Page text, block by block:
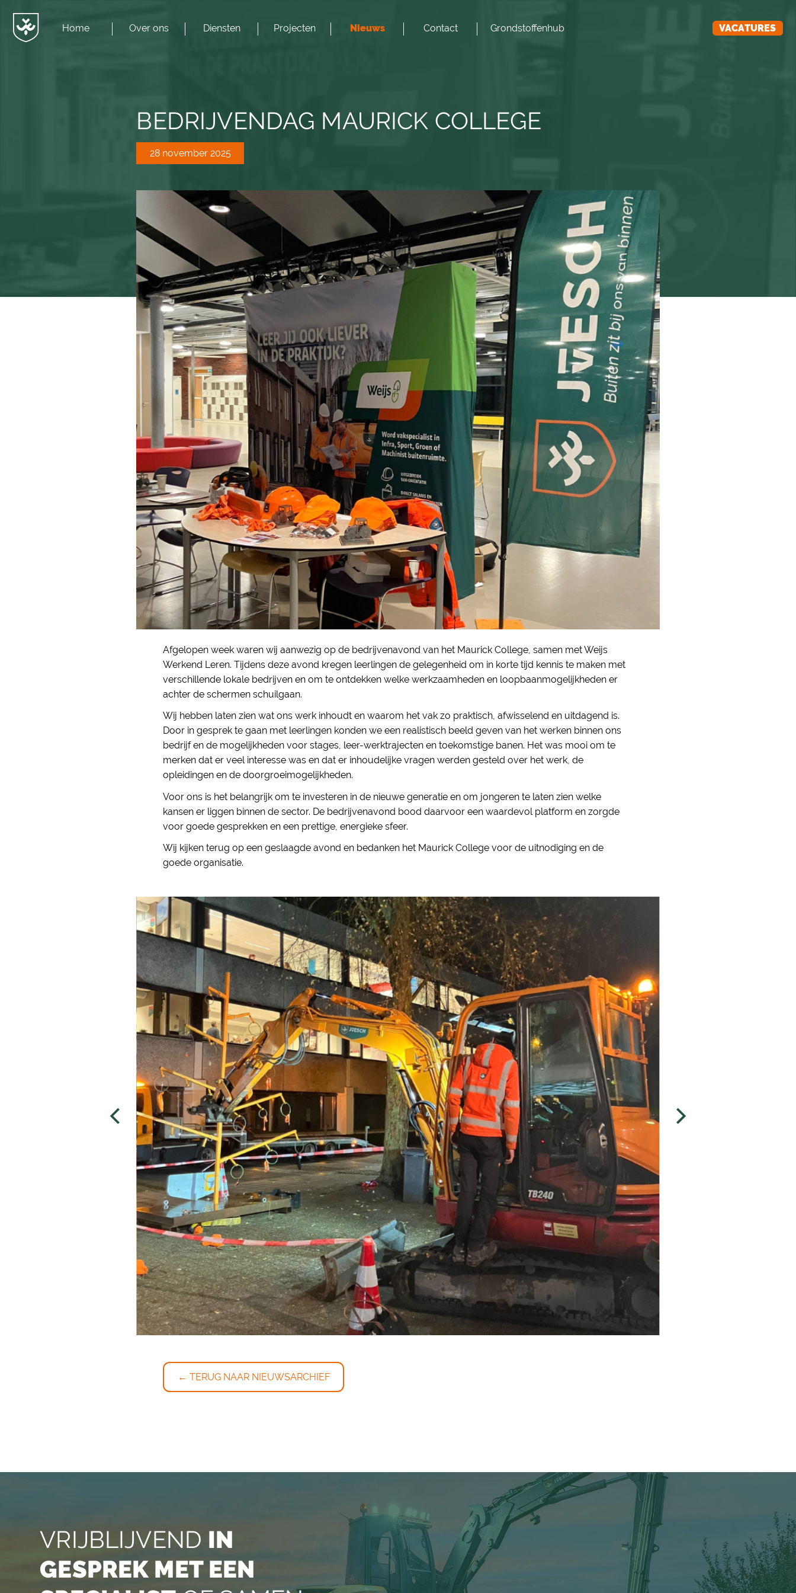
Menu
Home Over ons Diensten Projecten Nieuws Contact Grondstoffenhub VACATURES
BEDRIJVENDAG MAURICK COLLEGE
28 november 2025
Afgelopen week waren wij aanwezig op de bedrijvenavond van het Maurick College, samen met Weijs
Werkend Leren. Tijdens deze avond kregen leerlingen de gelegenheid om in korte tijd kennis te maken met
verschillende lokale bedrijven en om te ontdekken welke werkzaamheden en loopbaanmogelijkheden er
achter de schermen schuilgaan.
Wij hebben laten zien wat ons werk inhoudt en waarom het vak zo praktisch, afwisselend en uitdagend is.
Door in gesprek te gaan met leerlingen konden we een realistisch beeld geven van het werken binnen ons
bedrijf en de mogelijkheden voor stages, leer-werktrajecten en toekomstige banen. Het was mooi om te
merken dat er veel interesse was en dat er inhoudelijke vragen werden gesteld over het werk, de
opleidingen en de doorgroeimogelijkheden.
Voor ons is het belangrijk om te investeren in de nieuwe generatie en om jongeren te laten zien welke
kansen er liggen binnen de sector. De bedrijvenavond bood daarvoor een waardevol platform en zorgde
voor goede gesprekken en een prettige, energieke sfeer.
Wij kijken terug op een geslaagde avond en bedanken het Maurick College voor de uitnodiging en de
goede organisatie.
← TERUG NAAR NIEUWSARCHIEF
VRIJBLIJVEND IN
GESPREK MET EEN